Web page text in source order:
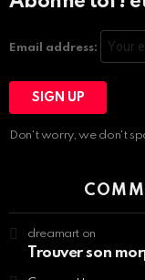
Email address:
Don't worry, we don't
dreamart on
Trouver son